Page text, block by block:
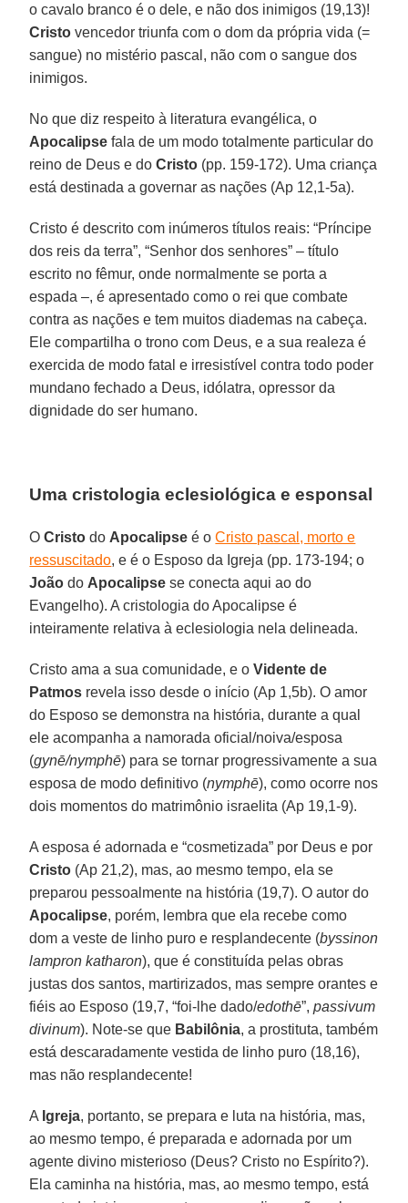
o cavalo branco é o dele, e não dos inimigos (19,13)!
Cristo vencedor triunfa com o dom da própria vida (=
sangue) no mistério pascal, não com o sangue dos
inimigos.
No que diz respeito à literatura evangélica, o
Apocalipse fala de um modo totalmente particular do
reino de Deus e doCristo (pp. 159-172). Uma criança
está destinada a governar as nações (Ap 12,1-5a).
Cristo é descrito com inúmeros títulos reais: “Príncipe
dos reis da terra”, “Senhor dos senhores” – título
escrito no fêmur, onde normalmente se porta a
espada –, é apresentado como o rei que combate
contra as nações e tem muitos diademas na cabeça.
Ele compartilha o trono com Deus, e a sua realeza é
exercida de modo fatal e irresistível contra todo poder
mundano fechado a Deus, idólatra, opressor da
dignidade do ser humano.
Uma cristologia eclesiológica e esponsal
OCristo do Apocalipse é oCristo pascal, morto e
ressuscitado, e é o Esposo da Igreja (pp. 173-194; o
João do Apocalipse se conecta aqui ao do
Evangelho). A cristologia do Apocalipse é
inteiramente relativa à eclesiologia nela delineada.
Cristo ama a sua comunidade, e oVidente de
Patmos revela isso desde o início (Ap 1,5b). O amor
do Esposo se demonstra na história, durante a qual
ele acompanha a namorada oficial/noiva/esposa
(gynē/nymphē) para se tornar progressivamente a sua
esposa de modo definitivo (nymphē), como ocorre nos
dois momentos do matrimônio israelita (Ap 19,1-9).
A esposa é adornada e “cosmetizada” por Deus e por
Cristo (Ap 21,2), mas, ao mesmo tempo, ela se
preparou pessoalmente na história (19,7). O autor do
Apocalipse, porém, lembra que ela recebe como
dom a veste de linho puro e resplandecente (byssinon
lampron katharon), que é constituída pelas obras
justas dos santos, martirizados, mas sempre orantes e
fiéis ao Esposo (19,7, “foi-lhe dado/edothē”,passivum
divinum). Note-se que Babilônia, a prostituta, também
está descaradamente vestida de linho puro (18,16),
mas não resplandecente!
A Igreja, portanto, se prepara e luta na história, mas,
ao mesmo tempo, é preparada e adornada por um
agente divino misterioso (Deus? Cristo no Espírito?).
Ela caminha na história, mas, ao mesmo tempo, está